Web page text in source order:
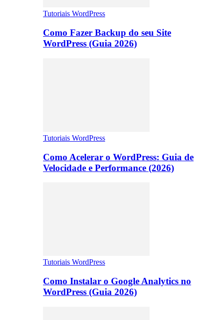
Tutoriais WordPress
Como Fazer Backup do seu Site
WordPress (Guia 2026)
Tutoriais WordPress
Como Acelerar o WordPress: Guia de
Velocidade e Performance (2026)
Tutoriais WordPress
Como Instalar o Google Analytics no
WordPress (Guia 2026)